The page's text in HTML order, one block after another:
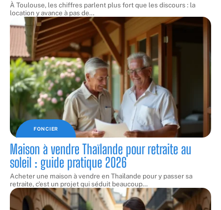
À Toulouse, les chiffres parlent plus fort que les discours : la
location y avance à pas de…
FONCIER
Maison à vendre Thaïlande pour retraite au
soleil : guide pratique 2026
Acheter une maison à vendre en Thaïlande pour y passer sa
retraite, c'est un projet qui séduit beaucoup…